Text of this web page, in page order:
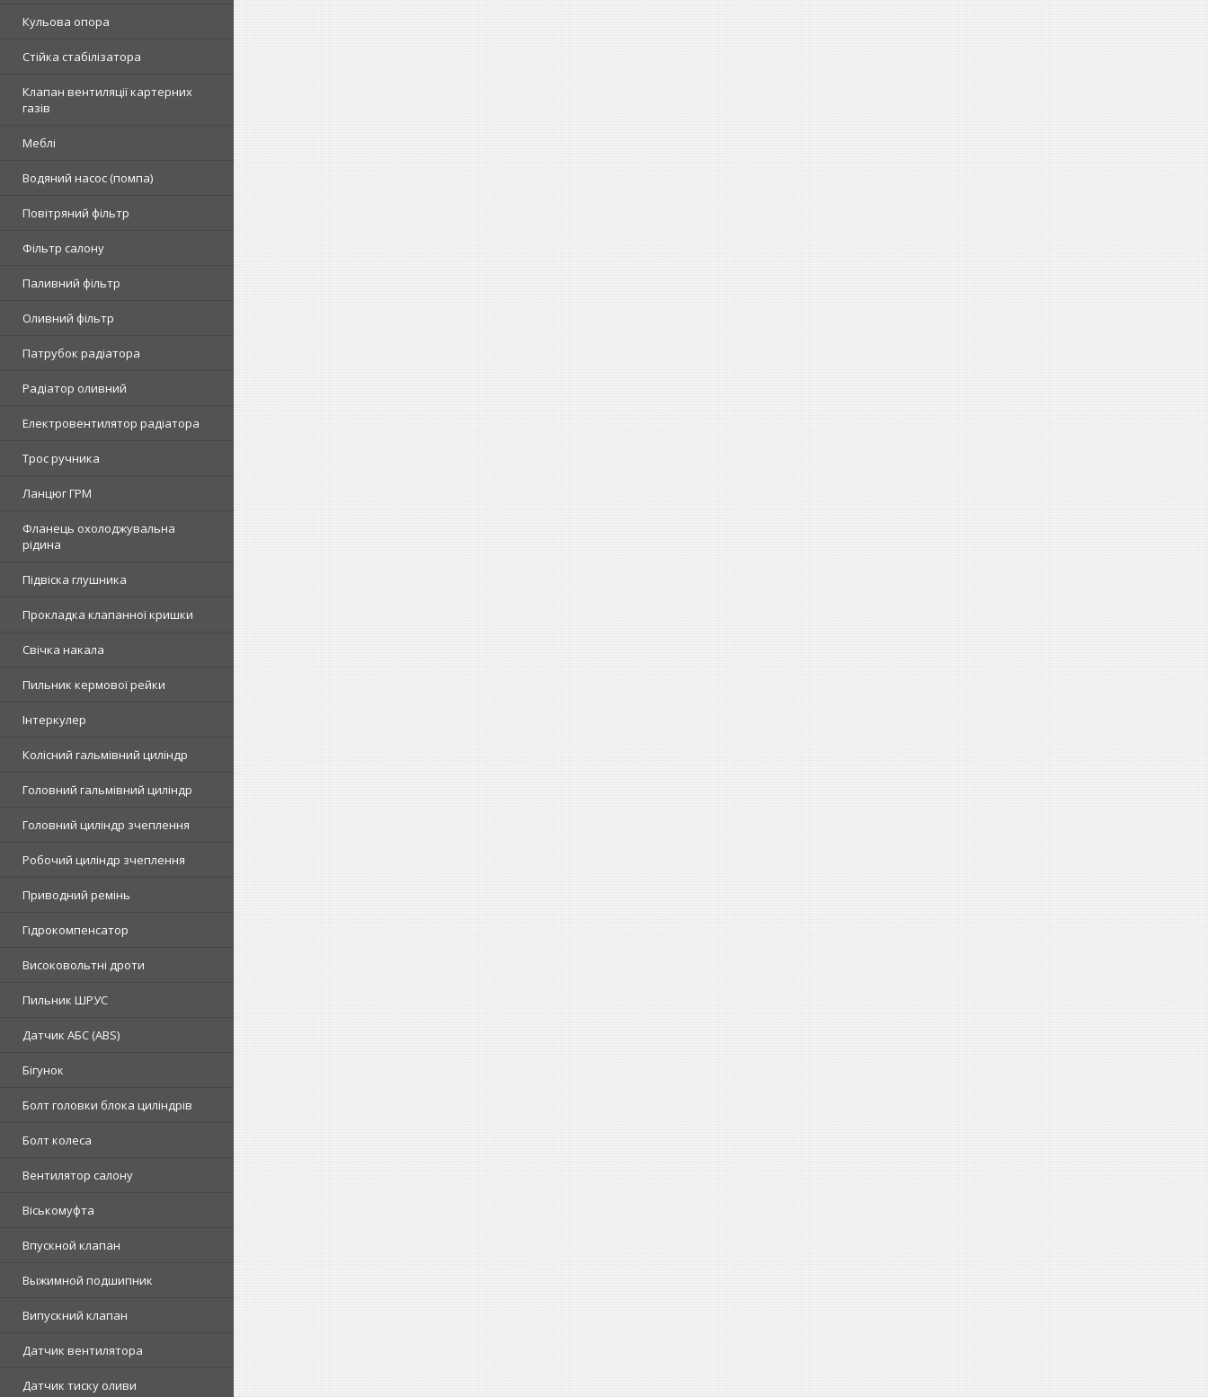
Кульова опора
Стійка стабілізатора
Клапан вентиляції картерних
газів
Меблі
Водяний насос (помпа)
Повітряний фільтр
Фільтр салону
Паливний фільтр
Оливний фільтр
Патрубок радіатора
Радіатор оливний
Електровентилятор радіатора
Трос ручника
Ланцюг ГРМ
Фланець охолоджувальна
рідина
Підвіска глушника
Прокладка клапанної кришки
Свічка накала
Пильник кермової рейки
Інтеркулер
Колісний гальмівний циліндр
Головний гальмівний циліндр
Головний циліндр зчеплення
Робочий циліндр зчеплення
Приводний ремінь
Гідрокомпенсатор
Високовольтні дроти
Пильник ШРУС
Датчик АБС (ABS)
Бігунок
Болт головки блока циліндрів
Болт колеса
Вентилятор салону
Віськомуфта
Впускной клапан
Выжимной подшипник
Випускний клапан
Датчик вентилятора
Датчик тиску оливи